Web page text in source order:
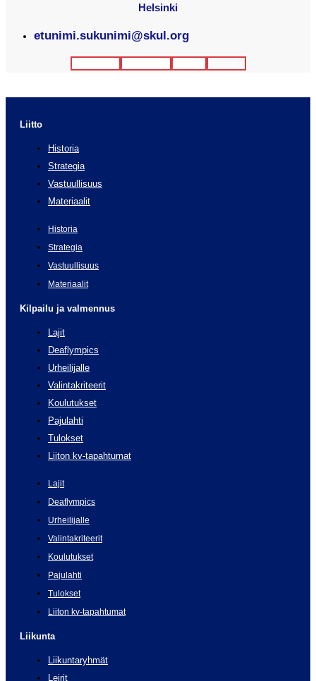
Helsinki
etunimi.sukunimi@skul.org
Liitto
Historia
Strategia
Vastuullisuus
Materiaalit
Historia
Strategia
Vastuullisuus
Materiaalit
Kilpailu ja valmennus
Lajit
Deaflympics
Urheilijalle
Valintakriteerit
Koulutukset
Pajulahti
Tulokset
Liiton kv-tapahtumat
Lajit
Deaflympics
Urheilijalle
Valintakriteerit
Koulutukset
Pajulahti
Tulokset
Liiton kv-tapahtumat
Liikunta
Liikuntaryhmät
Leirit